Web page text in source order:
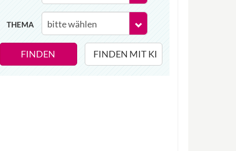
THEMA
FINDEN FINDEN MIT KI